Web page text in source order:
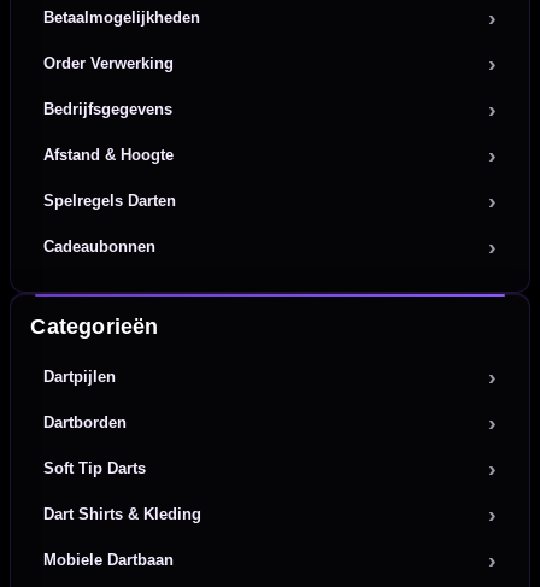
Betaalmogelijkheden
Order Verwerking
Bedrijfsgegevens
Afstand & Hoogte
Spelregels Darten
Cadeaubonnen
Categorieën
Dartpijlen
Dartborden
Soft Tip Darts
Dart Shirts & Kleding
Mobiele Dartbaan